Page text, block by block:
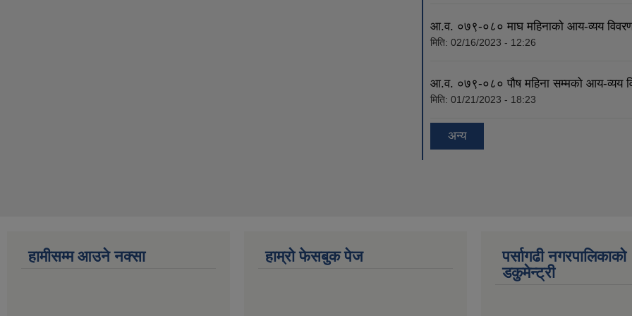
आ.व. ०७९-०८० माघ महिनाको आय-व्यय
मिति: 02/16/2023 - 12:26
आ.व. ०७९-०८० पौष महिना सम्मको आय-व्यय
मिति: 01/21/2023 - 18:23
अन्य
हामीसम्म आउने नक्सा हाम्राे फेसबुक पेज
पर्सागढी नगरपालिकाको
डकुमेन्ट्री